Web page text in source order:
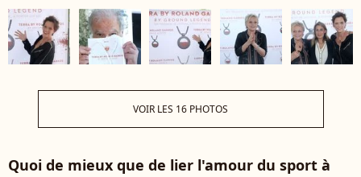
VOIR LES 16 PHOTOS
Quoi de mieux que de lier l'amour du sport à